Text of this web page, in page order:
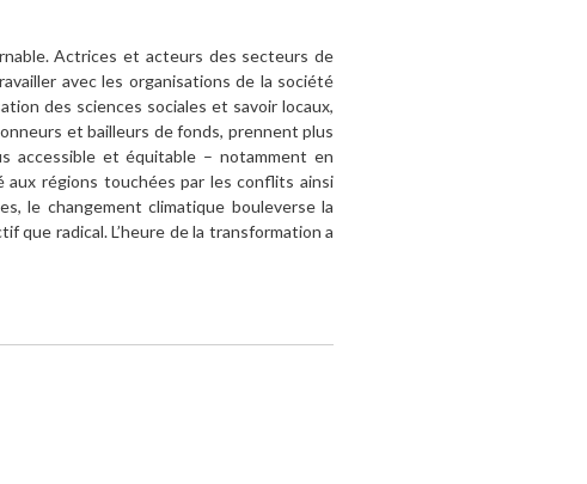
Actrices et acteurs des secteurs de
avec les organisations de la société
des sciences sociales et savoir locaux,
et bailleurs de fonds, prennent plus
accessible et équitable – notamment en
aux régions touchées par les conflits ainsi
le changement climatique bouleverse la
que radical. L’heure de la transformation a